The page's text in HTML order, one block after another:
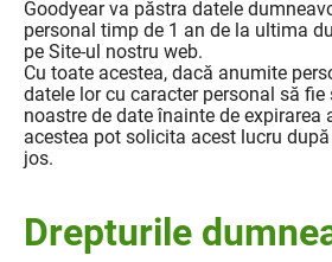
Goodyear va păstra datele
personal timp de 1 an de la ultima
pe Site-ul nostru web.
Cu toate acestea, dacă anumite
datele lor cu caracter personal să fie
noastre de date înainte de expirarea
acestea pot solicita acest lucru
jos.
Drepturile